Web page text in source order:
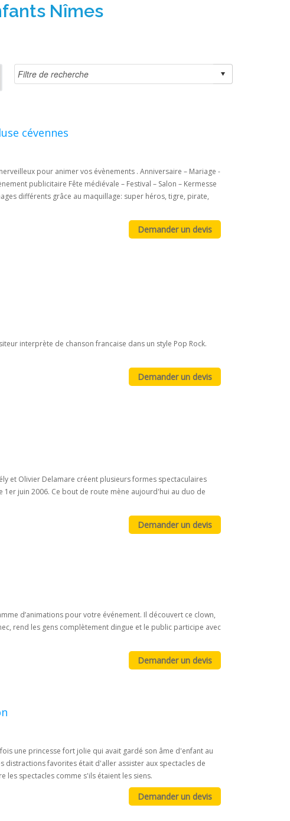
Nîmes
cévennes
pour animer vos évènements . Anniversaire – Mariage -
publicitaire Fête médiévale – Festival – Salon – Kermesse
différents grâce au maquillage: super héros, tigre, pirate,
interprète de chanson francaise dans un style Pop Rock.
et Olivier Delamare créent plusieurs formes spectaculaires
juin 2006. Ce bout de route mène aujourd'hui au duo de
d’animations pour votre événement. Il découvert ce clown,
rend les gens complètement dingue et le public participe avec
une princesse fort jolie qui avait gardé son âme d'enfant au
distractions favorites était d'aller assister aux spectacles de
les spectacles comme s'ils étaient les siens.